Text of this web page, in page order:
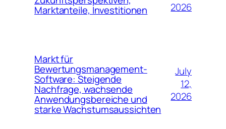
Marktanteile, Investitionen
2026
Markt für
Bewertungsmanagement-
Software: Steigende
Nachfrage, wachsende
Anwendungsbereiche und
starke Wachstumsaussichten
July
12,
2026